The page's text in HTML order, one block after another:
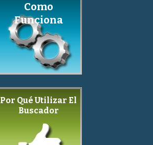
Como
Funciona
Por Qué Utilizar El
Buscador